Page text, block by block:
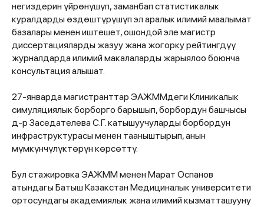
негиздерин үйрөнүшүп, заманбап статистикалык
куралдарды өздөштүрүшүп эл аралык илимий маалымат
базалары менен иштешет, ошондой эле магистр
диссертацияларды жазуу жана жогорку рейтингдүү
журналдарда илимий макалаларды жарыялоо боюнча
консультация алышат.
27-январда магистранттар ЭАЖММдеги Клиникалык
симуляциялык борборго барышып, борбордун башчысы
д-р Заседателева С.Г. катышуучуларды борбордун
инфраструктурасы менен тааныштырып, анын
мүмкүнчүлүктөрүн көрсөттү.
Бул стажировка ЭАЖММ менен Марат Оспанов
атындагы Батыш Казакстан Медициналык университети
ортосундагы академиялык жана илимий кызматташууну